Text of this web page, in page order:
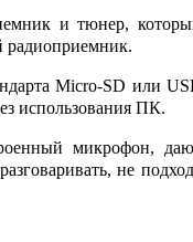
и тюнер,
радиоприемник.
Micro-SD или
использования ПК.
микрофон,
не